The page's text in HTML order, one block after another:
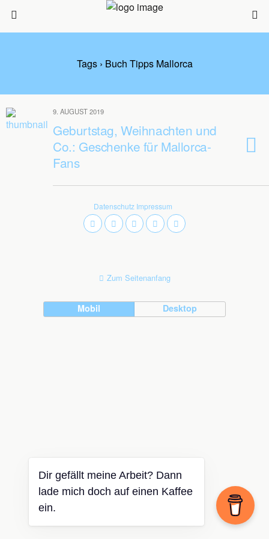
Tags › Buch Tipps Mallorca
9. AUGUST 2019
Geburtstag, Weihnachten und
Co.: Geschenke für Mallorca-
Fans
Datenschutz Impressum
Zum Seitenanfang
Mobil Desktop
Dir gefällt meine Arbeit? Dann
lade mich doch auf einen Kaffee
ein.